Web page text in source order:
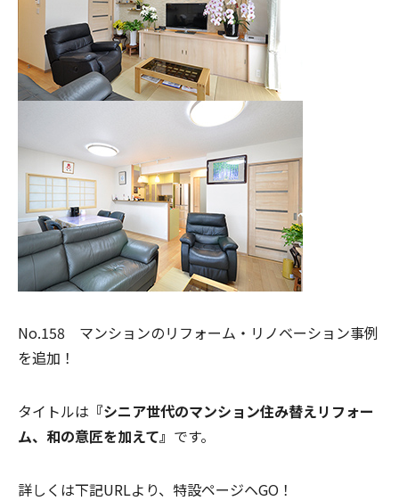
No.158 マンションのリフォーム・リノベーション事例
を追加！
タイトルは 『シニア世代のマンション住み替えリフォー
ム、和の意匠を加えて』 です。
詳しくは下記URLより、特設ページヘGO！